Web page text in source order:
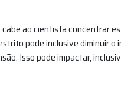
ao cientista concentrar
pode inclusive diminuir
Isso pode impactar,